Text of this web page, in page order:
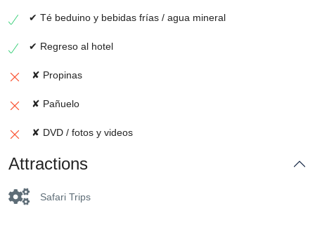
✔ Té beduino y bebidas frías / agua mineral
✔ Regreso al hotel
✘ Propinas
✘ Pañuelo
✘ DVD / fotos y videos
Attractions
Safari Trips